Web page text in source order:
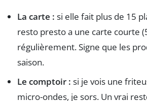
La carte : si elle fait plus de 15
resto presto a une carte courte
régulièrement. Signe que les
saison.
Le comptoir : si je vois une
micro-ondes, je sors. Un vrai